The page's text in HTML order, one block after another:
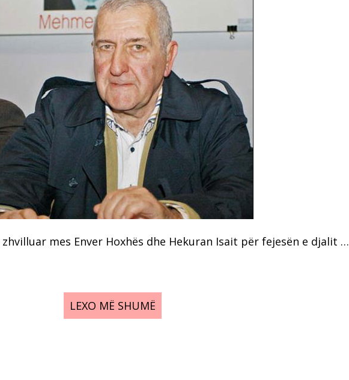
mes Enver Hoxhës dhe Hekuran Isait për fejesën e djalit …
LEXO MË SHUMË